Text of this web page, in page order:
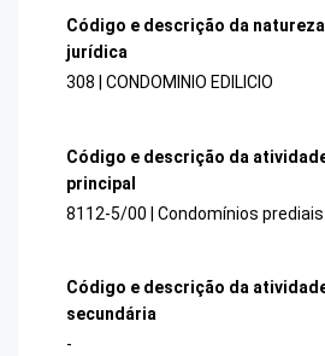
Código e descrição da natureza
jurídica
308 | CONDOMINIO EDILICIO
Código e descrição da
principal
8112-5/00 | Condomínios prediais
Código e descrição da
secundária
-